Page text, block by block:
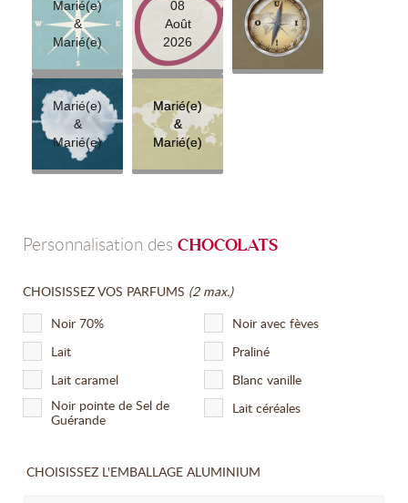
Marié(e)
&
Marié(e)
08
Août
2026
Marié(e)
&
Marié(e)
Marié(e)
&
Marié(e)
Marié(e)
&
Marié(e)
Personnalisation des CHOCOLATS
CHOISISSEZ VOS PARFUMS (2 max.)
Noir 70%
Noir avec fèves
Lait
Praliné
Lait caramel
Blanc vanille
Noir pointe de Sel de
Guérande
Lait céréales
CHOISISSEZ L'EMBALLAGE ALUMINIUM